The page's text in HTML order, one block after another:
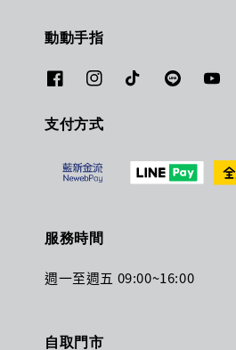
動動手指
支付方式
服務時間
週一至週五 09:00~16:00
自取門市